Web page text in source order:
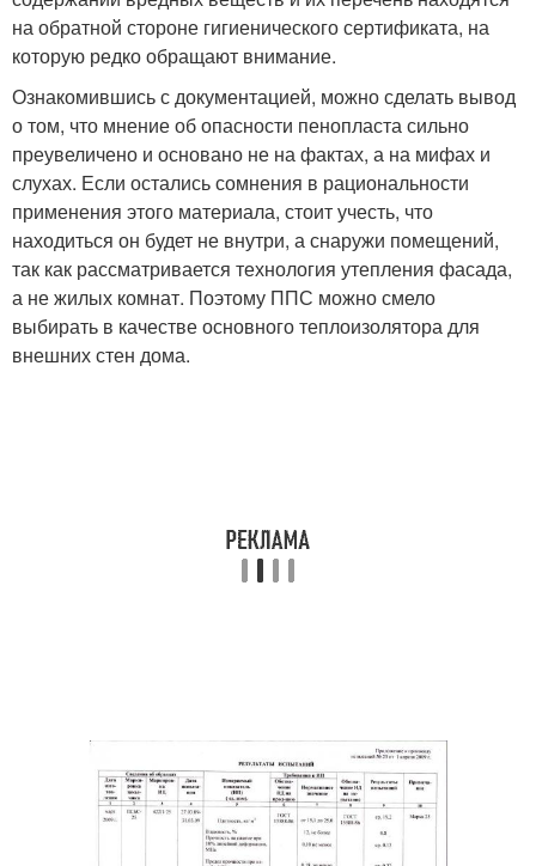
на обратной стороне гигиенического сертификата, на
которую редко обращают внимание.
Ознакомившись с документацией, можно сделать вывод
о том, что мнение об опасности пенопласта сильно
преувеличено и основано не на фактах, а на мифах и
слухах. Если остались сомнения в рациональности
применения этого материала, стоит учесть, что
находиться он будет не внутри, а снаружи помещений,
так как рассматривается технология утепления фасада,
а не жилых комнат. Поэтому ППС можно смело
выбирать в качестве основного теплоизолятора для
внешних стен дома.